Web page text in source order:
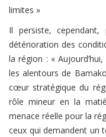
limites »
Il persiste, cependant,
détérioration des
la région : «
les alentours de
cœur stratégique du
rôle mineur en la
menace réelle pour la
ceux qui demandent un